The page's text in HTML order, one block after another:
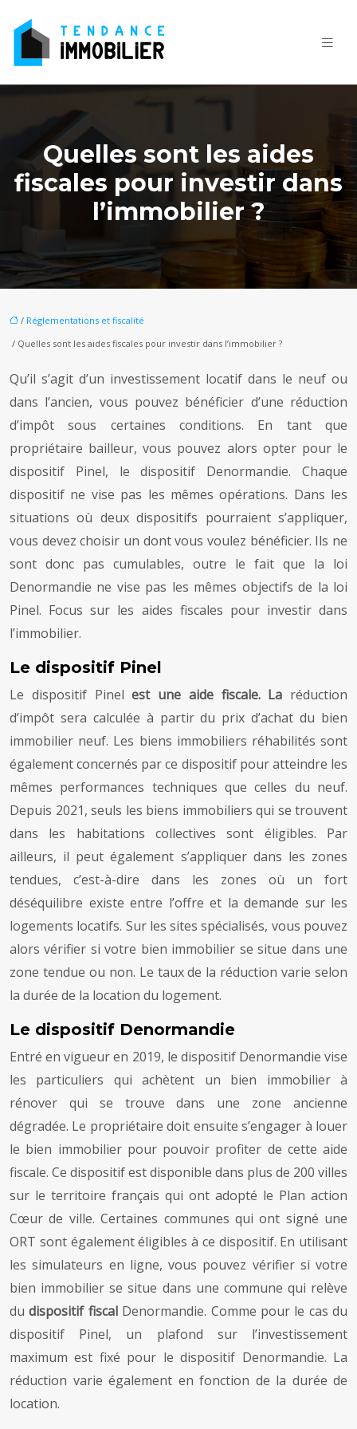
Quelles sont les aides
fiscales pour investir dans
l’immobilier ?
/ Réglementations et fiscalité
/ Quelles sont les aides fiscales pour investir dans l’immobilier ?
Qu’il s’agit d’un investissement locatif dans le neuf ou
dans l’ancien, vous pouvez bénéficier d’une réduction
d’impôt sous certaines conditions. En tant que
propriétaire bailleur, vous pouvez alors opter pour le
dispositif Pinel, le dispositif Denormandie. Chaque
dispositif ne vise pas les mêmes opérations. Dans les
situations où deux dispositifs pourraient s’appliquer,
vous devez choisir un dont vous voulez bénéficier. Ils ne
sont donc pas cumulables, outre le fait que la loi
Denormandie ne vise pas les mêmes objectifs de la loi
Pinel. Focus sur les aides fiscales pour investir dans
l’immobilier.
Le dispositif Pinel
Le dispositif Pinelest une aide fiscale. La réduction
d’impôt sera calculée à partir du prix d’achat du bien
immobilier neuf. Les biens immobiliers réhabilités sont
également concernés par ce dispositif pour atteindre les
mêmes performances techniques que celles du neuf.
Depuis 2021, seuls les biens immobiliers qui se trouvent
dans les habitations collectives sont éligibles. Par
ailleurs, il peut également s’appliquer dans les zones
tendues, c’est-à-dire dans les zones où un fort
déséquilibre existe entre l’offre et la demande sur les
logements locatifs. Sur les sites spécialisés, vous pouvez
alors vérifier si votre bien immobilier se situe dans une
zone tendue ou non. Le taux de la réduction varie selon
la durée de la location du logement.
Le dispositif Denormandie
Entré en vigueur en 2019, le dispositif Denormandie vise
les particuliers qui achètent un bien immobilier à
rénover qui se trouve dans une zone ancienne
dégradée. Le propriétaire doit ensuite s’engager à louer
le bien immobilier pour pouvoir profiter de cette aide
fiscale. Ce dispositif est disponible dans plus de 200 villes
sur le territoire français qui ont adopté le Plan action
Cœur de ville. Certaines communes qui ont signé une
ORT sont également éligibles à ce dispositif. En utilisant
les simulateurs en ligne, vous pouvez vérifier si votre
bien immobilier se situe dans une commune qui relève
dudispositif fiscalDenormandie. Comme pour le cas du
dispositif Pinel, un plafond sur l’investissement
maximum est fixé pour le dispositif Denormandie. La
réduction varie également en fonction de la durée de
location.